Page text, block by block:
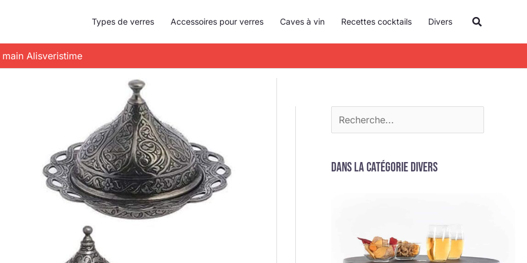
Types de verres Accessoires pour verres Caves à vin Recettes cocktails Divers
Alisveristime
c
h
e
Dans la catégorie Divers